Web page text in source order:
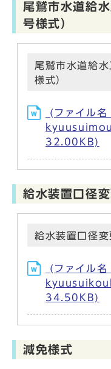
尾鷲市水道給
号様式）
尾鷲市水道給
様式）
(ファイル名
32.00KB)
給水装置口径
給水装置口径変
(ファイル名
34.50KB)
減免様式